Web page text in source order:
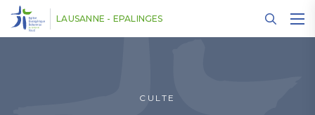
LAUSANNE - EPALINGES
CULTE
Panneau de gestion des cookies